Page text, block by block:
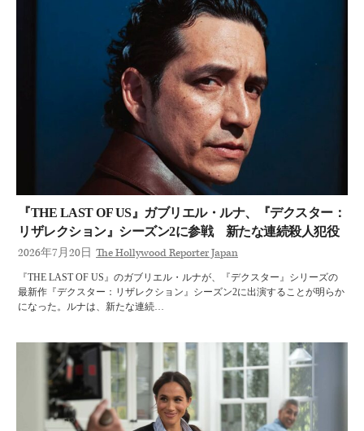
『THE LAST OF US』ガブリエル・ルナ、『デクスター：
リザレクション』シーズン2に参戦 新たな連続殺人犯役
2026年7月20日 The Hollywood Reporter Japan
『THE LAST OF US』のガブリエル・ルナが、『デクスター』シリーズの
最新作『デクスター：リザレクション』シーズン2に出演することが明らか
になった。ルナは、新たな連続…